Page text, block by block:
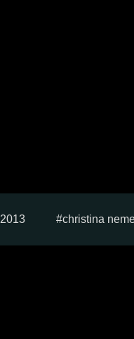
2013 christina